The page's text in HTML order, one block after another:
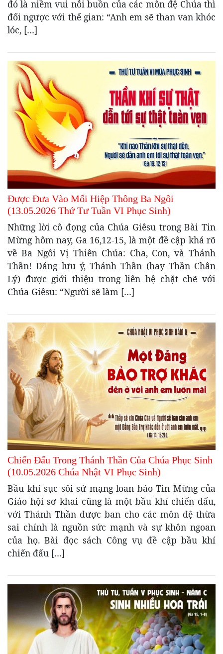
đó là niềm vui nỗi buồn của các môn đệ Chúa thì
đối ngược với thế gian: “Anh em sẽ than van khóc
lóc, […]
Được Đưa Vào Mối Hiệp Thông Ba Ngôi
(13.05.2026 Thứ Tư Tuần VI Phục Sinh)
Những lời cô đọng của Chúa Giêsu trong Bài Tin
Mừng hôm nay, Ga 16,12-15, là một đề cập khá rõ
về Ba Ngôi Vị Thiên Chúa: Cha, Con, và Thánh
Thần! Đáng lưu ý, Thánh Thần (hay Thần Chân
Lý) được giới thiệu trong liên hệ chặt chẽ với
Chúa Giêsu: “Người sẽ làm […]
Chiến Đấu Trong Thánh Thần Của Chúa Phục Sinh
(10.05.2026 Chúa Nhật VI Phục Sinh)
Bầu khí sục sôi sứ mạng loan báo Tin Mừng của
Giáo hội sơ khai cũng là một bầu khí chiến đấu,
với Thánh Thần được ban cho các môn đệ thừa
sai chính là nguồn sức mạnh và sự khôn ngoan
của họ. Bài đọc sách Công vụ đề cập bầu khí
chiến đấu […]